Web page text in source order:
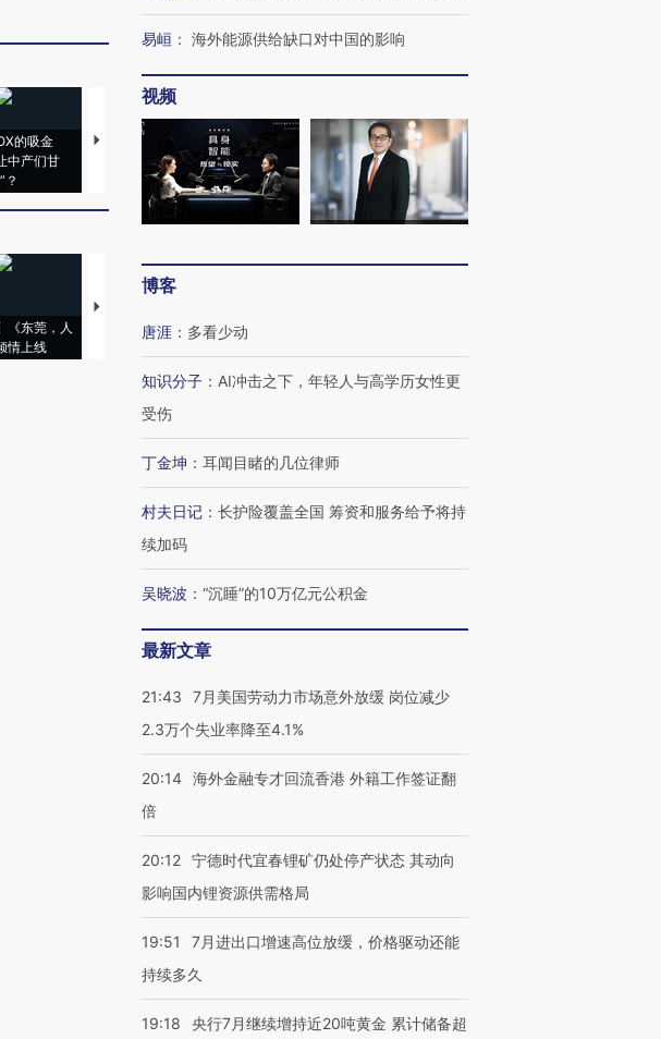
的吸金
中产们甘
？
马航飞行员跨国走私7万
粒摇头丸 尿检体内含3种
视线｜被称为“蟑螂”的印
度Z世代 用街头抗争将教
育部长拱下台
视线｜“入侵”还是“人道危
机”？难民潮撕裂西班牙
飞地休达
《东莞，人
情上线
【推广】走进第四届链博
会，让数智科技“链”接产
易峘 ： 海外能源供给缺口对中国的影响
视频
博客
唐涯 ： 多看少动
知识分子 ： AI冲击之下，年轻人与高学历女性更
受伤
丁金坤 ： 耳闻目睹的几位律师
村夫日记 ： 长护险覆盖全国 筹资和服务给予将持
续加码
吴晓波 ： “沉睡”的10万亿元公积金
最新文章
21:43
7月美国劳动力市场意外放缓 岗位减少
2.3万个失业率降至4.1%
20:14 海外金融专才回流香港 外籍工作签证翻
倍
20:12 宁德时代宜春锂矿仍处停产状态 其动向
影响国内锂资源供需格局
19:51
7月进出口增速高位放缓，价格驱动还能
持续多久
19:18
央行7月继续增持近20吨黄金 累计储备超